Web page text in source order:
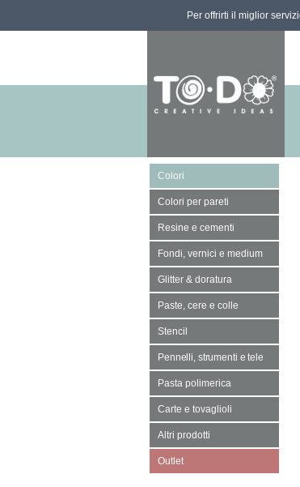
Per offrirti il miglior
Colori
Colori per pareti
Resine e cementi
Fondi, vernici e medium
Glitter & doratura
Paste, cere e colle
Stencil
Pennelli, strumenti e tele
Pasta polimerica
Carte e tovaglioli
Altri prodotti
Outlet